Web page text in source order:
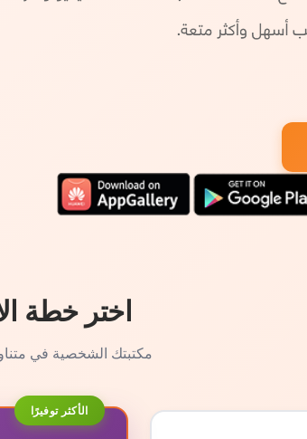
اختر خطة
مكتبتك الشخصية في
الأكثر توفيرًا